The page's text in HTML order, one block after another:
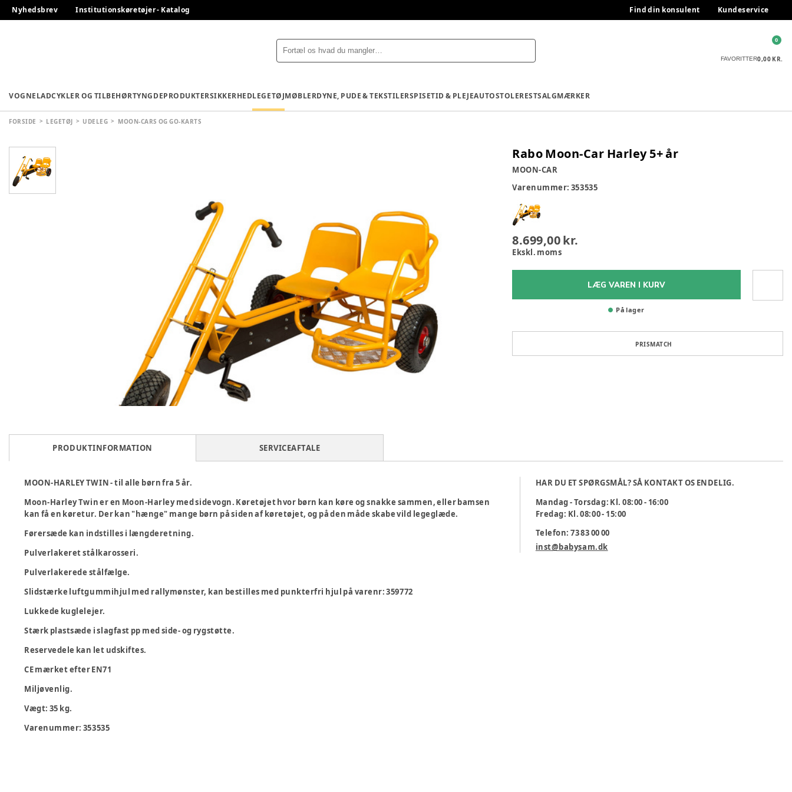
Nyhedsbrev Institutionskøretøjer - Katalog Find din konsulent Kundeservice
FAVORITTER0,00 KR.
0
VOGNELADCYKLER OG TILBEHØRTYNGDEPRODUKTERSIKKERHEDLEGETØJMØBLERDYNE, PUDE & TEKSTILERSPISETID & PLEJEAUTOSTOLERESTSALGMÆRKER
FORSIDE LEGETØJ UDELEG MOON-CARS OG GO-KARTS
Rabo Moon-Car Harley 5+ år
MOON-CAR
Varenummer: 353535
8.699,00 kr.
Ekskl. moms
LÆG VAREN I KURV
På lager
PRISMATCH
PRODUKTINFORMATION SERVICEAFTALE
MOON-HARLEY TWIN - til alle børn fra 5 år.
Moon-Harley Twin er en Moon-Harley med sidevogn. Køretøjet hvor børn kan køre og snakke sammen, eller bamsen
kan få en køretur. Der kan "hænge" mange børn på siden af køretøjet, og på den måde skabe vild legeglæde.
Førersæde kan indstilles i længderetning.
Pulverlakeret stålkarosseri.
Pulverlakerede stålfælge.
Slidstærke luftgummihjul med rallymønster, kan bestilles med punkterfri hjul på varenr: 359772
Lukkede kuglelejer.
Stærk plastsæde i slagfast pp med side- og rygstøtte.
Reservedele kan let udskiftes.
CE mærket efter EN71
Miljøvenlig.
Vægt: 35 kg.
Varenummer: 353535
HAR DU ET SPØRGSMÅL? SÅ KONTAKT OS ENDELIG.
Mandag - Torsdag: Kl. 08:00 - 16:00
Fredag: Kl. 08:00 - 15:00
Telefon: 73 83 00 00
inst@babysam.dk